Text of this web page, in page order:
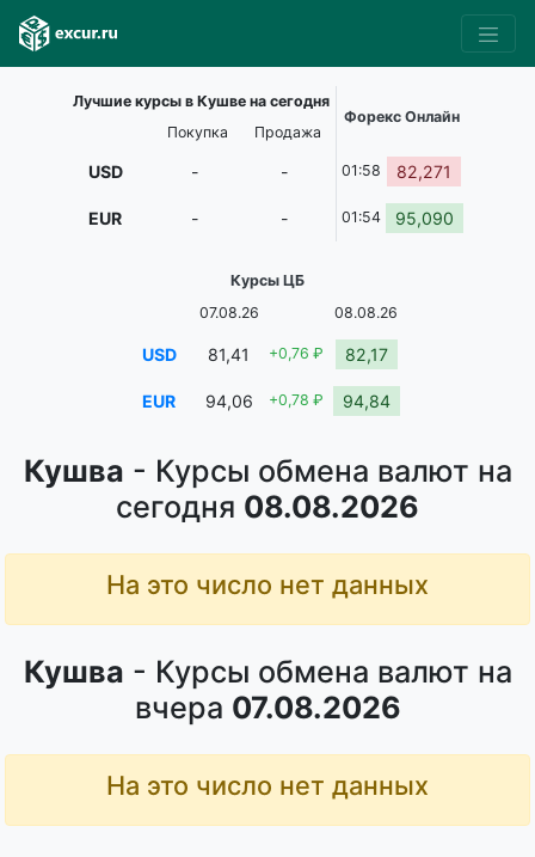
Кушва - Курсы обмена валют на
сегодня 08.08.2026
На это число нет данных
Кушва - Курсы обмена валют на
вчера 07.08.2026
На это число нет данных
Лучшие курсы в Кушве на сегодня
Форекс Онлайн
Покупка
Продажа
USD - - 01:58 82,271
EUR - - 01:54 95,090
Курсы ЦБ
07.08.26
08.08.26
USD 81,41 +0,76 ₽ 82,17
EUR 94,06 +0,78 ₽ 94,84